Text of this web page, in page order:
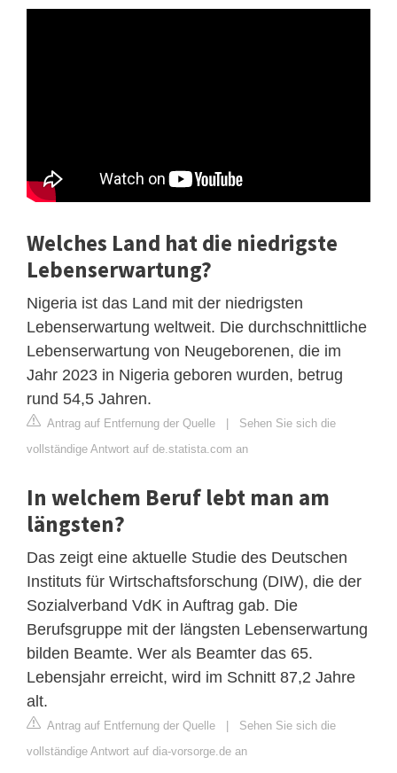
Welches Land hat die niedrigste
Lebenserwartung?
Nigeria ist das Land mit der niedrigsten
Lebenserwartung weltweit. Die durchschnittliche
Lebenserwartung von Neugeborenen, die im
Jahr 2023 in Nigeria geboren wurden, betrug
rund 54,5 Jahren.
Antrag auf Entfernung der Quelle | Sehen Sie sich die
vollständige Antwort auf de.statista.com an
In welchem Beruf lebt man am
längsten?
Das zeigt eine aktuelle Studie des Deutschen
Instituts für Wirtschaftsforschung (DIW), die der
Sozialverband VdK in Auftrag gab. Die
Berufsgruppe mit der längsten Lebenserwartung
bilden Beamte. Wer als Beamter das 65.
Lebensjahr erreicht, wird im Schnitt 87,2 Jahre
alt.
Antrag auf Entfernung der Quelle | Sehen Sie sich die
vollständige Antwort auf dia-vorsorge.de an